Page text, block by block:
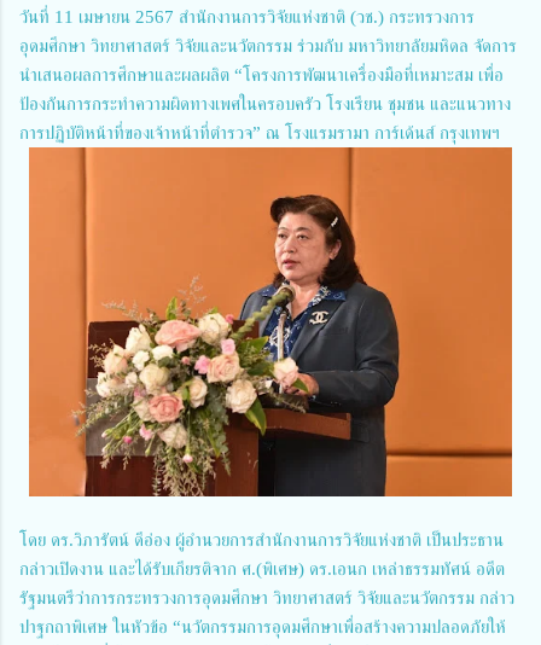
วันที่ 11 เมษายน 2567 สำนักงานการวิจัยแห่งชาติ (วช.) กระทรวงการ
อุดมศึกษา วิทยาศาสตร์ วิจัยและนวัตกรรม ร่วมกับ มหาวิทยาลัยมหิดล จัดการ
นำเสนอผลการศึกษาและผลผลิต “โครงการพัฒนาเครื่องมือที่เหมาะสม เพื่อ
ป้องกันการกระทำความผิดทางเพศในครอบครัว โรงเรียน ชุมชน และแนวทาง
การปฏิบัติหน้าที่ของเจ้าหน้าที่ตำรวจ” ณ โรงแรมรามา การ์เด้นส์ กรุงเทพฯ
โดย ดร.วิภารัตน์ ดีอ่อง ผู้อำนวยการสำนักงานการวิจัยแห่งชาติ เป็นประธาน
กล่าวเปิดงาน และได้รับเกียรติจาก ศ.(พิเศษ) ดร.เอนก เหล่าธรรมทัศน์ อดีต
รัฐมนตรีว่าการกระทรวงการอุดมศึกษา วิทยาศาสตร์ วิจัยและนวัตกรรม กล่าว
ปาฐกถาพิเศษ ในหัวข้อ “นวัตกรรมการอุดมศึกษาเพื่อสร้างความปลอดภัยให้